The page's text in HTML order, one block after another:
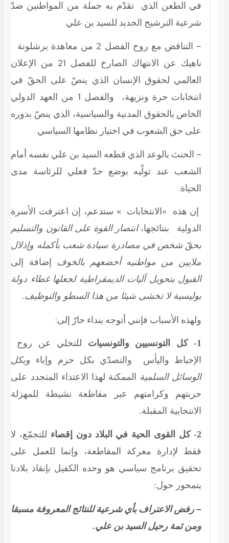
في الطعن الذي تقدّم به جملة من المواطنين ضدّ
شرعية الترشيح الجديد للسيد بن علي
– التناقض مع روح الفصل 2 من معاهدة برشلونة
ناهيك عن الانتهاك الصارخ للفصل 21 من الإعلان
العالمي لحقوق الإنسان الذي ينصّ على الحقّ في
انتخابات حرة ونزيهة، والفصل 1 من العهد الدولي
الخاص بالحقوق المدنية والسياسية، الذي ينصّ بدوره
على حق الشعوب في اختيار نظامها السياسي
– الحنث بالوعد الذي قطعه السيد بن علي نفسه أمام
الشعب عند تولّيه بوضع حدّ فعلي للرئاسة مدى
الحياة.
إن هذه »الانتخابات » ستدعم، إن اعترفت الأسرة
الدولية بنتائجها،انتصار القوة على القانون والتسليم
بحقّ شخص في مصادرة سيادة شعب بأكمله وإذلال
ملايين من مواطنيه أخضعهم بالخوف إضافة إلى
القبول بتحويل آليات الديمقراطية لجعلها غطاء دولة
بوليسية لا تخشى شيئا من هذا السطو والتوظيف.
ولهذه الأسباب فإنني أتوجه بنداء حارّ إلى:
1- كل التونسيين والتونسيات
للتخلي عن روح
الإحباط واليأس والتصدّي بكل حزم وإباء وبكل
الوسائل السلمية الممكنة لهذا الاعتداء المتجدد على
حريتهم وكرامتهم عبر مقاطعة نشيطة للمهزلة
الانتخابية المقبلة.
2- كل القوى الحية في البلاد دون إقصاء
للتجمّع، لا
فقط لإدارة معركة المقاطعة، وإنما للعمل على
تحقيق برنامج سياسي هو وحده الكفيل بإنقاذ بلادنا
يتمحور حول:
– رفض الاعتراف بأي شرعية للنتائج المعروفة مسبقا
ومن ثمة رحيل السيد بن علي.